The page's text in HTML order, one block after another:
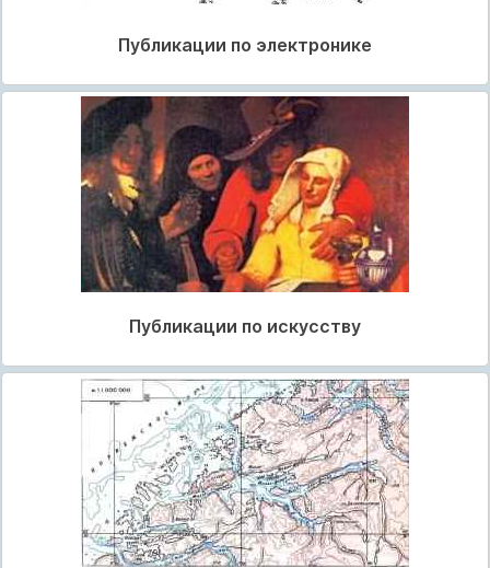
Публикации по электронике
Публикации по искусству